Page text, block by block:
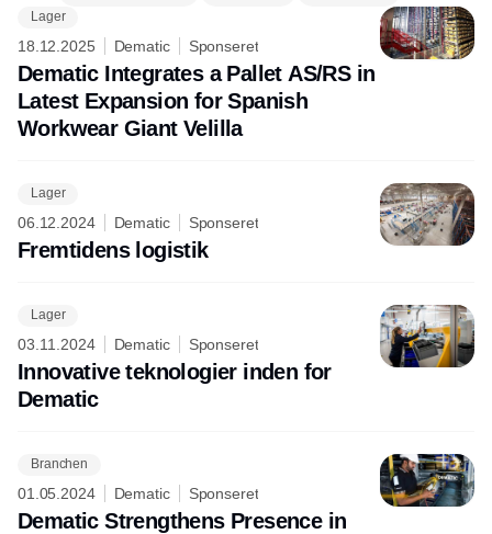
Lager
18.12.2025 Dematic Sponseret
Dematic Integrates a Pallet AS/RS in
Latest Expansion for Spanish
Workwear Giant Velilla
Lager
06.12.2024 Dematic Sponseret
Fremtidens logistik
Lager
03.11.2024 Dematic Sponseret
Innovative teknologier inden for
Dematic
Branchen
01.05.2024 Dematic Sponseret
Dematic Strengthens Presence in